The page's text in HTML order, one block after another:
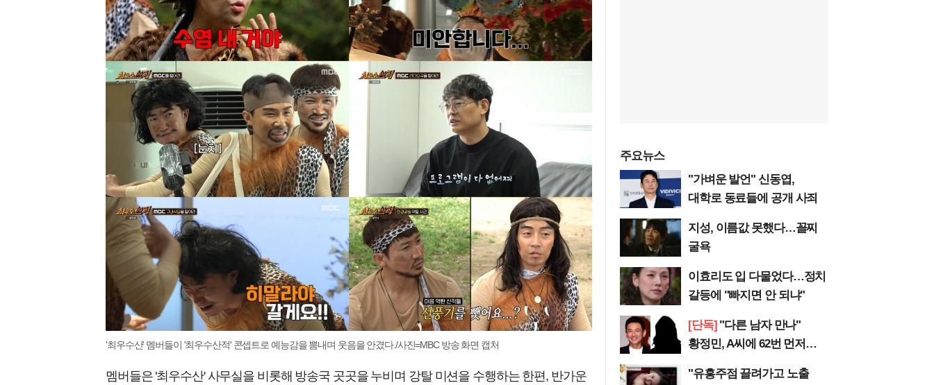
'최우수산' 멤버들이 '최우수산적' 콘셉트로 예능감을 뽐내며 웃음을 안겼다./사진=MBC 방송 화면 캡처
멤버들은 '최우수산' 사무실을 비롯해 방송국 곳곳을 누비며 강탈 미션을 수행하는 한편, 반가운
주요뉴스
"가벼운 발언" 신동엽,
대학로 동료들에 공개 사죄
지성, 이름값 못했다…꼴찌
굴욕
이효리도 입 다물었다…정치
갈등에 "빠지면 안 되냐"
[단독]"다른 남자 만나"
황정민, A씨에 62번 먼저
"유흥주점 끌려가고 노출